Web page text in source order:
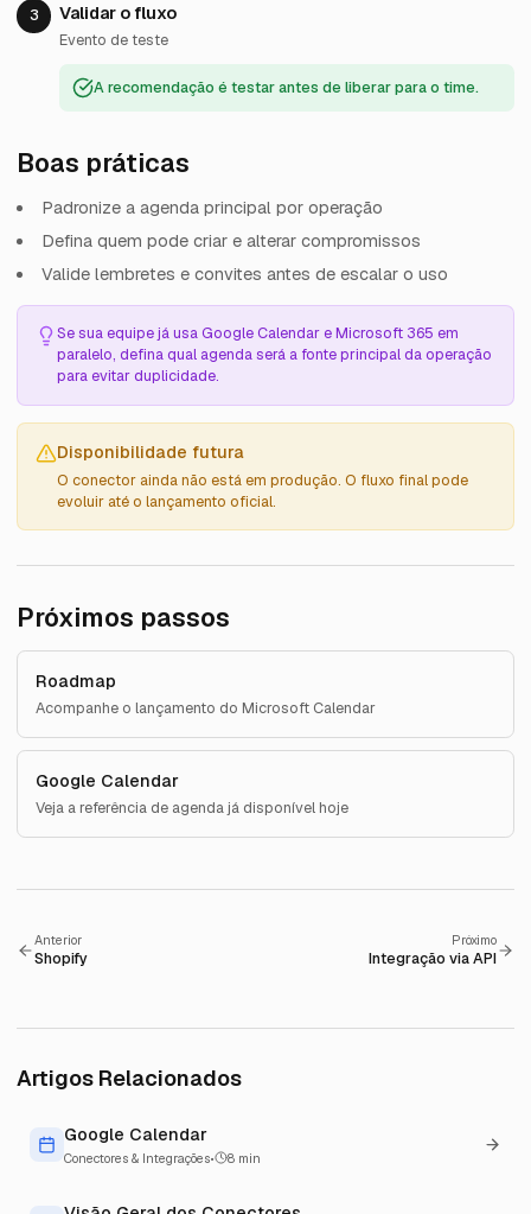
3 Validar o fluxo
Evento de teste
A recomendação é testar antes de liberar para o time.
Boas práticas
Padronize a agenda principal por operação
Defina quem pode criar e alterar compromissos
Valide lembretes e convites antes de escalar o uso
Se sua equipe já usa Google Calendar e Microsoft 365 em
paralelo, defina qual agenda será a fonte principal da operação
para evitar duplicidade.
Disponibilidade futura
O conector ainda não está em produção. O fluxo final pode
evoluir até o lançamento oficial.
Próximos passos
Roadmap
Acompanhe o lançamento do Microsoft Calendar
Google Calendar
Veja a referência de agenda já disponível hoje
Anterior
Shopify
Próximo
Integração via API
Artigos Relacionados
Google Calendar
Conectores & Integrações• 8min